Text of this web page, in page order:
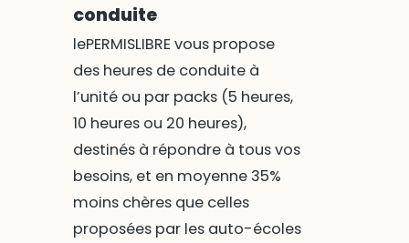
conduite
lePERMISLIBRE vous propose
des heures de conduite à
l’unité ou par packs (5 heures,
10 heures ou 20 heures),
destinés à répondre à tous vos
besoins, et en moyenne 35%
moins chères que celles
proposées par les auto-écoles